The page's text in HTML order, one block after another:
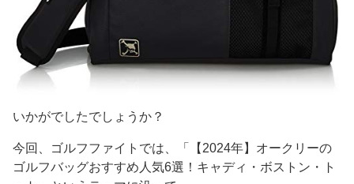
いかがでしたでしょうか？
今回、ゴルフファイトでは、「【2024年】オークリーの
ゴルフバッグおすすめ人気6選！キャディ・ボストン・ト